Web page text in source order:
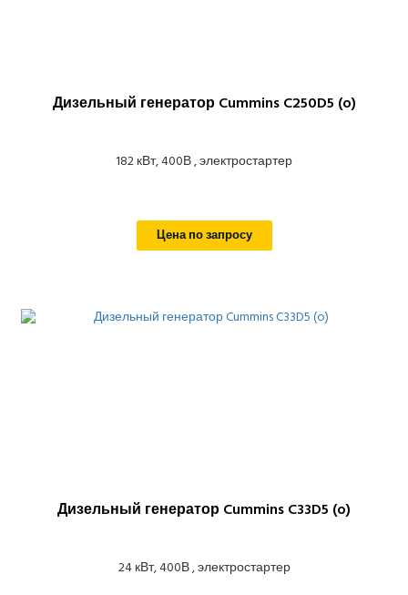
Дизельный генератор Cummins C250D5 (o)
182 кВт, 400В , электростартер
Цена по запросу
Дизельный генератор Cummins C33D5 (o)
24 кВт, 400В , электростартер